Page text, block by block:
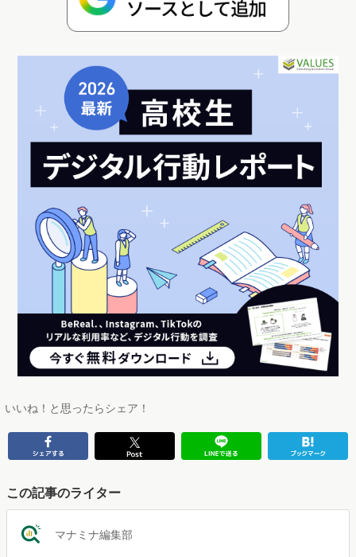
いいね！と思ったらシェア！
この記事のライター
マナミナ編集部